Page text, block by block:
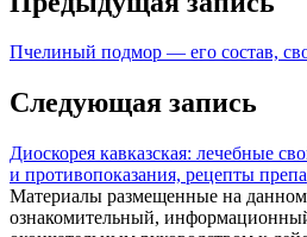
Пчелиный подмор — его состав,
Следующая запись
Диоскорея кавказская: лечебные
и противопоказания, рецепты
Материалы размещенные на данном
ознакомительный,